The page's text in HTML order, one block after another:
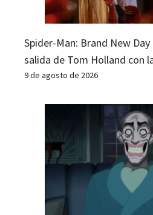
Spider-Man: Brand New
salida de Tom Holland con
9 de agosto de 2026